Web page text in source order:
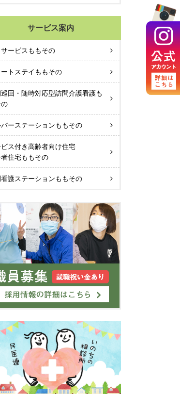
サービス案内
ービスももその
トステイももその
回・随時対応型訪問介護看護も
ーステーションももその
ス付き高齢者向け住宅
住宅ももその
護ステーションももその